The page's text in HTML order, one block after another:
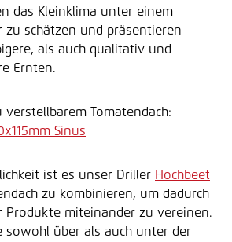
das Kleinklima unter einem
zu schätzen und präsentieren
als auch qualitativ und
Ernten.
verstellbarem Tomatendach:
Sinus
ist es unser Driller Hochbeet
zu kombinieren, um dadurch
Produkte miteinander zu vereinen.
sowohl über als auch unter der